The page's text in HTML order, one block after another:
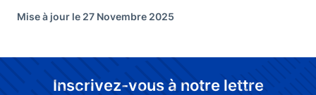
Mise à jour le 27 Novembre 2025
Inscrivez-vous à notre lettre